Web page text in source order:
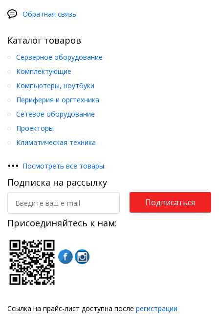
Обратная связь
Каталог товаров
Серверное оборудование
Комплектующие
Компьютеры, ноутбуки
Периферия и оргтехника
Сетевое оборудование
Проекторы
Климатическая техника
••• Посмотреть все товары
Подписка на рассылку
Подписаться
Присоединяйтесь к нам:
Ссылка на прайс-лист доступна после регистрации